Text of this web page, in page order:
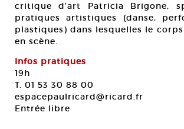
critique d’art Patricia Brigone,
pratiques artistiques (danse,
plastiques) dans lesquelles le
en scène.
Infos pratiques
19h
T. 01 53 30 88 00
espacepaulricard@ricard.fr
Entrée libre